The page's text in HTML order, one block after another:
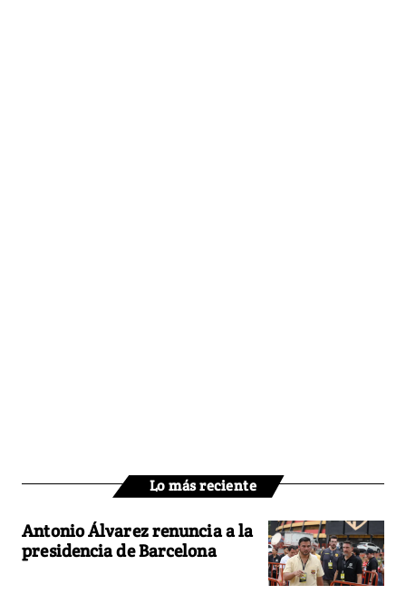
Lo más reciente
Antonio Álvarez renuncia a la
presidencia de Barcelona